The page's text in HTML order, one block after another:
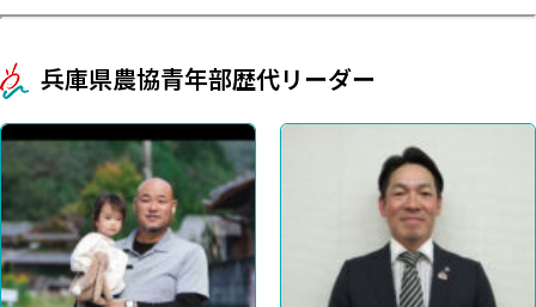
兵庫県農協青年部歴代リーダー